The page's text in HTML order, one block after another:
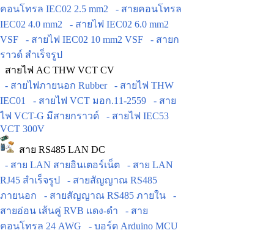
คอนโทรล IEC02 2.5 mm2
- สายคอนโทรล
IEC02 4.0 mm2
- สายไฟ IEC02 6.0 mm2
VSF
- สายไฟ IEC02 10 mm2 VSF
- สายก
ราวด์ สำเร็จรูป
สายไฟ AC THW VCT CV
- สายไฟภายนอก Rubber
- สายไฟ THW
IEC01
- สายไฟ VCT มอก.11-2559
- สาย
ไฟ VCT-G มีสายกราวด์
- สายไฟ IEC53
VCT 300V
สาย RS485 LAN DC
- สาย LAN สายอินเตอร์เน็ต
- สาย LAN
RJ45 สำเร็จรูป
- สายสัญญาณ RS485
ภายนอก
- สายสัญญาณ RS485 ภายใน
-
สายอ่อน เส้นคู่ RVB แดง-ดำ
- สาย
คอนโทรล 24 AWG
- บอร์ด Arduino MCU